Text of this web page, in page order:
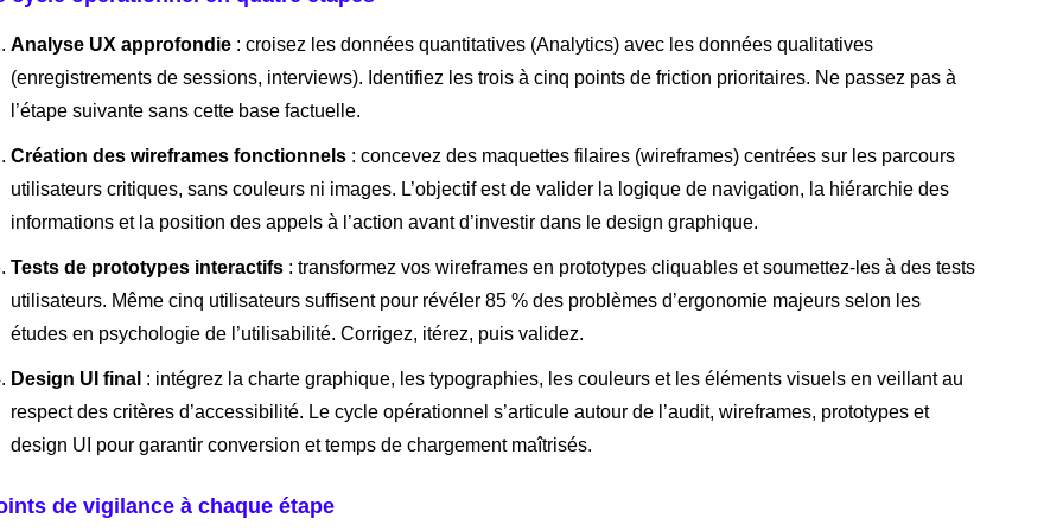
Analyse UX approfondie : croisez les données quantitatives (Analytics) avec les données qualitatives
(enregistrements de sessions, interviews). Identifiez les trois à cinq points de friction prioritaires. Ne passez pas à
l’étape suivante sans cette base factuelle.
Création des wireframes fonctionnels : concevez des maquettes filaires (wireframes) centrées sur les parcours
utilisateurs critiques, sans couleurs ni images. L’objectif est de valider la logique de navigation, la hiérarchie des
informations et la position des appels à l’action avant d’investir dans le design graphique.
Tests de prototypes interactifs : transformez vos wireframes en prototypes cliquables et soumettez-les à des tests
utilisateurs. Même cinq utilisateurs suffisent pour révéler 85 % des problèmes d’ergonomie majeurs selon les
études en psychologie de l’utilisabilité. Corrigez, itérez, puis validez.
Design UI final : intégrez la charte graphique, les typographies, les couleurs et les éléments visuels en veillant au
respect des critères d’accessibilité. Le cycle opérationnel s’articule autour de l’audit, wireframes, prototypes et
design UI pour garantir conversion et temps de chargement maîtrisés.
de vigilance à chaque étape